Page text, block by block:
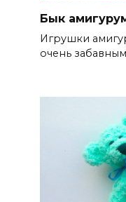
Бык
Игрушки
очень